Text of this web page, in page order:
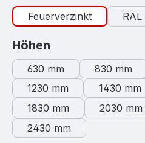
Feuerverzinkt RAL
Höhen
630 mm 830 mm
1230 mm
1430 mm
1830 mm
2030 mm
2430 mm